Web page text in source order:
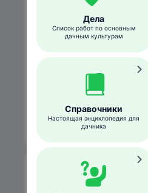
откладываются
растения. Гусеницы
забираясь внутрь
листья трубочкой
Куколки длинные,
задним концом к
у дневных бабочек.
1–2 недели.
Гусеница
Дела
Список работ по основным
дачным культурам
Справочники
Настоящая энциклопедия для
дачника